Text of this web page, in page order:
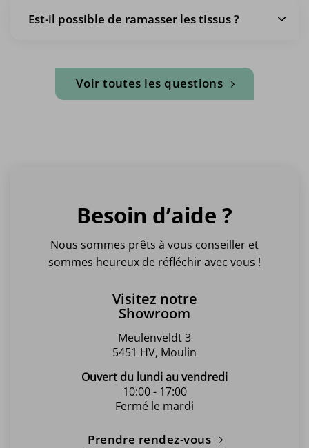
Est-il possible de ramasser les tissus ?
Voir toutes les questions
Besoin d’aide ?
Nous sommes prêts à vous conseiller et
sommes heureux de réfléchir avec vous !
Visitez notre
Showroom
Meulenveldt 3
5451 HV, Moulin
Ouvert du lundi au vendredi
10:00 - 17:00
Fermé le mardi
Prendre rendez-vous